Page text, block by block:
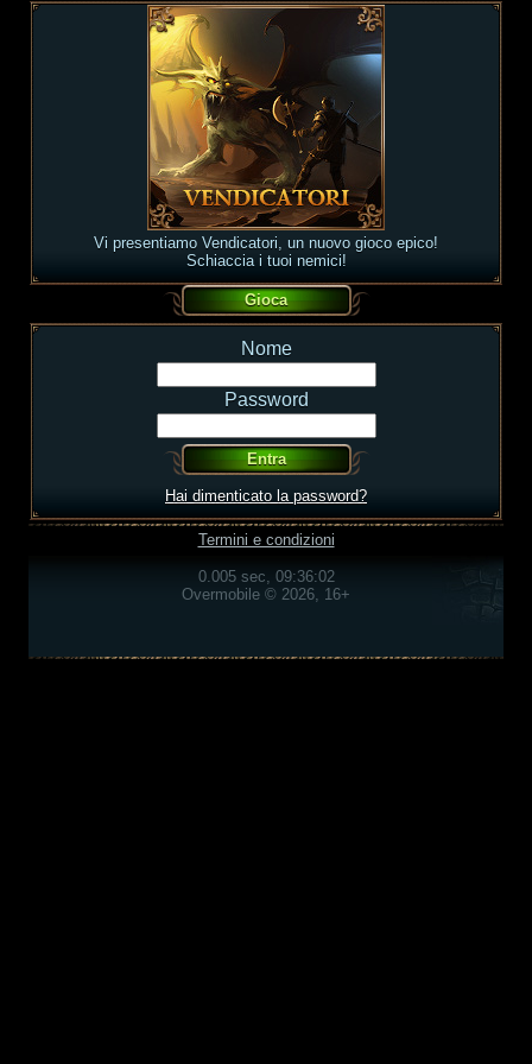
Vi presentiamo Vendicatori, un nuovo gioco epico!
Schiaccia i tuoi nemici!
Nome
Password
Hai dimenticato la password?
Termini e condizioni
0.005 sec, 09:36:02
Overmobile © 2026, 16+